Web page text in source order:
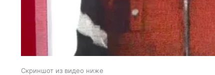
Скриншот из видео ниже